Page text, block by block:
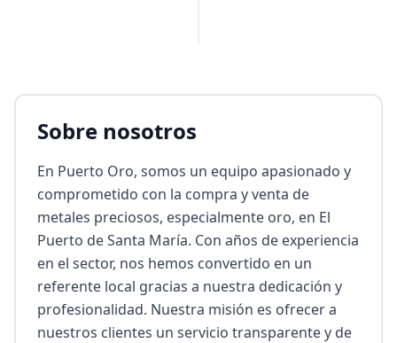
Sobre nosotros
En Puerto Oro, somos un equipo apasionado y
comprometido con la compra y venta de
metales preciosos, especialmente oro, en El
Puerto de Santa María. Con años de experiencia
en el sector, nos hemos convertido en un
referente local gracias a nuestra dedicación y
profesionalidad. Nuestra misión es ofrecer a
nuestros clientes un servicio transparente y de